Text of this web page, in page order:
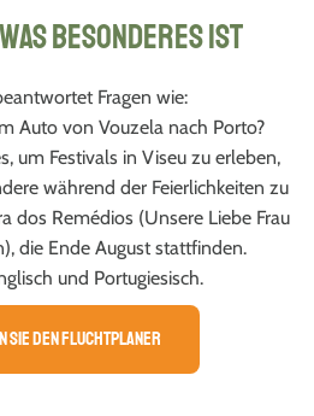
Besonderes ist
Fragen wie:
Auto von Vouzela nach Porto?
um Festivals in Viseu zu erleben,
während der Feierlichkeiten zu
dos Remédios (Unsere Liebe Frau
die Ende August stattfinden.
und Portugiesisch.
Sie den Fluchtplaner